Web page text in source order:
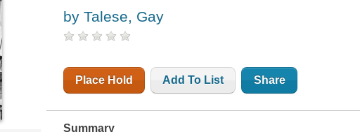
by Talese, Gay
Place Hold Add To List Share
Summary